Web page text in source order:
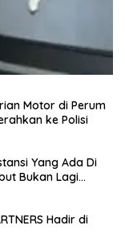
Motor di Perum
ke Polisi
Yang Ada Di
Bukan Lagi
Hadir di